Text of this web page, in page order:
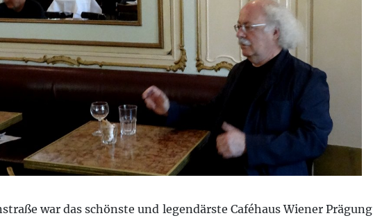
war das schönste und legendärste Caféhaus Wiener Prägung